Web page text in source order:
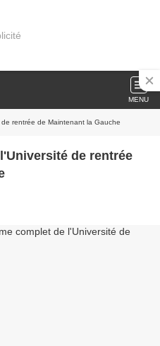
MENU
rentrée de Maintenant la Gauche
de rentrée